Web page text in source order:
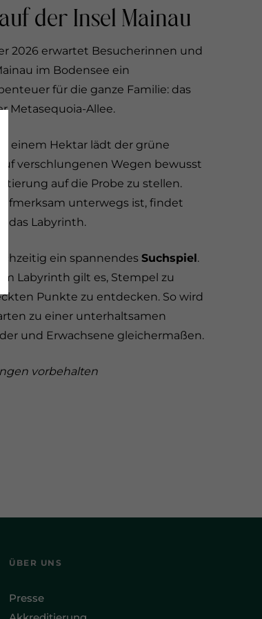
der Insel Mainau
2026 erwartet Besucherinnen und
im Bodensee ein
für die ganze Familie: das
Metasequoia-Allee.
einem Hektar lädt der grüne
verschlungenen Wegen bewusst
auf die Probe zu stellen.
unterwegs ist, findet
das Labyrinth.
ein spannendesSuchspiel.
Labyrinth gilt es, Stempel zu
Punkte zu entdecken. So wird
zu einer unterhaltsamen
und Erwachsene gleichermaßen.
vorbehalten
ÜBER UNS
Presse